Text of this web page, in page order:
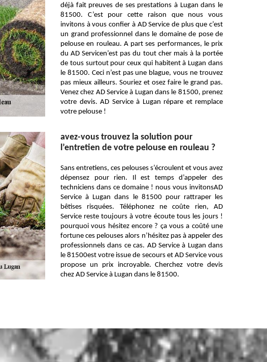
déjà fait preuves de ses prestations à Lugan dans le
81500. C’est pour cette raison que nous vous
invitons à vous confier à AD Service de plus que c’est
un grand professionnel dans le domaine de pose de
pelouse en rouleau. A part ses performances, le prix
du AD Servicen’est pas du tout cher mais à la portée
de tous surtout pour ceux qui habitent à Lugan dans
le 81500. Ceci n’est pas une blague, vous ne trouvez
pas mieux ailleurs. Souriez et osez faire le grand pas.
Venez chez AD Service à Lugan dans le 81500, prenez
votre devis. AD Service à Lugan répare et remplace
votre pelouse !
avez-vous trouvez la solution pour
l’entretien de votre pelouse en rouleau ?
Sans entretiens, ces pelouses s’écroulent et vous avez
dépensez pour rien. Il est temps d’appeler des
techniciens dans ce domaine ! nous vous invitonsAD
Service à Lugan dans le 81500 pour rattraper les
bêtises risquées. Téléphonez ne coûte rien, AD
Service reste toujours à votre écoute tous les jours !
pourquoi vous hésitez encore ? ça vous a coûté une
fortune ces pelouses alors n’hésitez pas à appeler des
professionnels dans ce cas. AD Service à Lugan dans
le 81500est votre issue de secours et AD Service vous
propose un prix incroyable. Cherchez votre devis
chez AD Service à Lugan dans le 81500.